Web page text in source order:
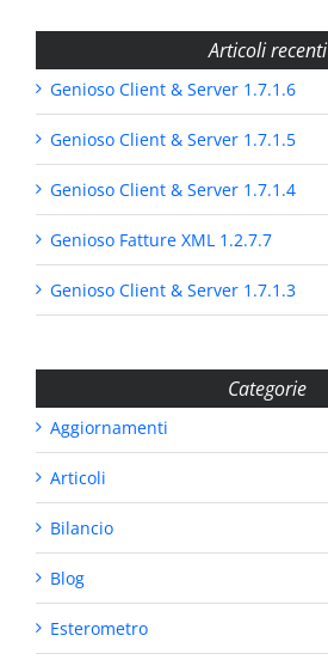
Articoli recenti
Genioso Client & Server 1.7.1.6
Genioso Client & Server 1.7.1.5
Genioso Client & Server 1.7.1.4
Genioso Fatture XML 1.2.7.7
Genioso Client & Server 1.7.1.3
Categorie
Aggiornamenti
Articoli
Bilancio
Blog
Esterometro